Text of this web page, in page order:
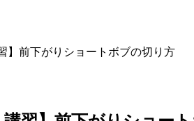
】前下がりショートボブの切り方